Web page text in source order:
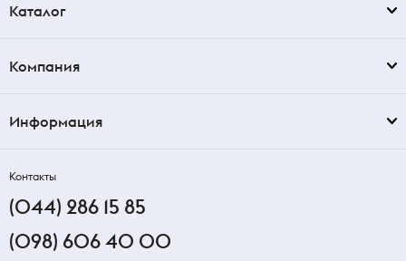
Каталог
Компания
Информация
Контакты
(044) 286 15 85
(098) 606 40 00